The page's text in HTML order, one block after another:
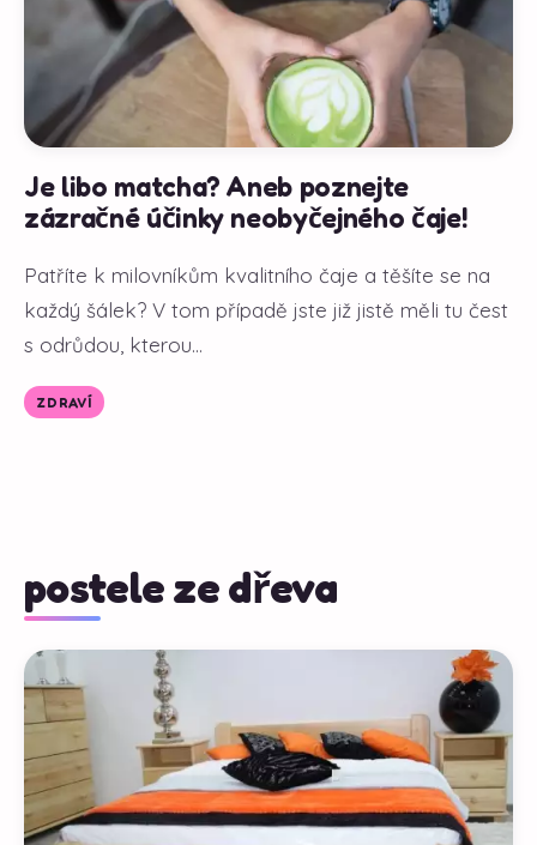
Je libo matcha? Aneb poznejte
zázračné účinky neobyčejného čaje!
Patříte k milovníkům kvalitního čaje a těšíte se na
každý šálek? V tom případě jste již jistě měli tu čest
s odrůdou, kterou...
ZDRAVÍ
postele ze dřeva